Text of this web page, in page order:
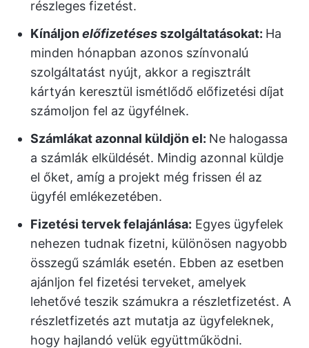
részleges fizetést.
Kínáljonelőfizetésesszolgáltatásokat: Ha
minden hónapban azonos színvonalú
szolgáltatást nyújt, akkor a regisztrált
kártyán keresztül ismétlődő előfizetési díjat
számoljon fel az ügyfélnek.
Számlákat azonnal küldjön el: Ne halogassa
a számlák elküldését. Mindig azonnal küldje
el őket, amíg a projekt még frissen él az
ügyfél emlékezetében.
Fizetési tervek felajánlása: Egyes ügyfelek
nehezen tudnak fizetni, különösen nagyobb
összegű számlák esetén. Ebben az esetben
ajánljon fel fizetési terveket, amelyek
lehetővé teszik számukra a részletfizetést. A
részletfizetés azt mutatja az ügyfeleknek,
hogy hajlandó velük együttműködni.